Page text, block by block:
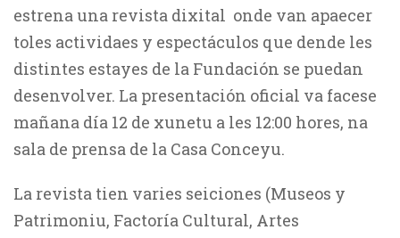
estrena una revista dixital onde van apaecer
toles actividaes y espectáculos que dende les
distintes estayes de la Fundación se puedan
desenvolver. La presentación oficial va facese
mañana día 12 de xunetu a les 12:00 hores, na
sala de prensa de la Casa Conceyu.
La revista tien varies seiciones (Museos y
Patrimoniu, Factoría Cultural, Artes